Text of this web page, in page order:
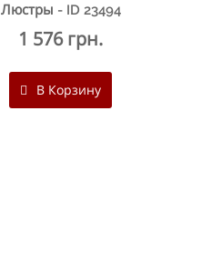
Люстры - ID 23494
1 576 грн.
В Корзину